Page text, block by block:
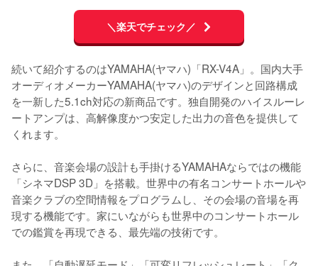
＼楽天でチェック／
続いて紹介するのはYAMAHA(ヤマハ)「RX-V4A」。国内大手
オーディオメーカーYAMAHA(ヤマハ)のデザインと回路構成
を一新した5.1ch対応の新商品です。独自開発のハイスルーレ
ートアンプは、高解像度かつ安定した出力の音色を提供して
くれます。
さらに、音楽会場の設計も手掛けるYAMAHAならではの機能
「シネマDSP 3D」を搭載。世界中の有名コンサートホールや
音楽クラブの空間情報をプログラムし、その会場の音場を再
現する機能です。家にいながらも世界中のコンサートホール
での鑑賞を再現できる、最先端の技術です。